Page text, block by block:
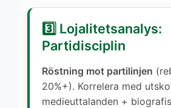
3️⃣ Lojalitetsanalys:
Partidisciplin
Röstning mot partilinjen
20%+). Korrelera med
medieuttalanden +